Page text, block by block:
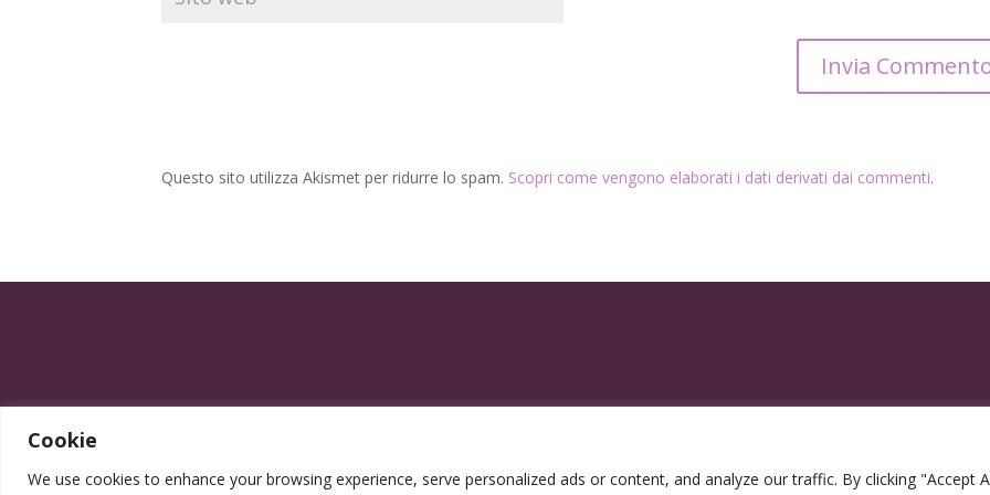
Cookie
We use cookies to enhance your browsing experience, serve personalized ads or content, and analyze our traffic. By clicking "Accept
Questo sito utilizza Akismet per ridurre lo spam. Scopri come vengono elaborati i dati derivati dai commenti.